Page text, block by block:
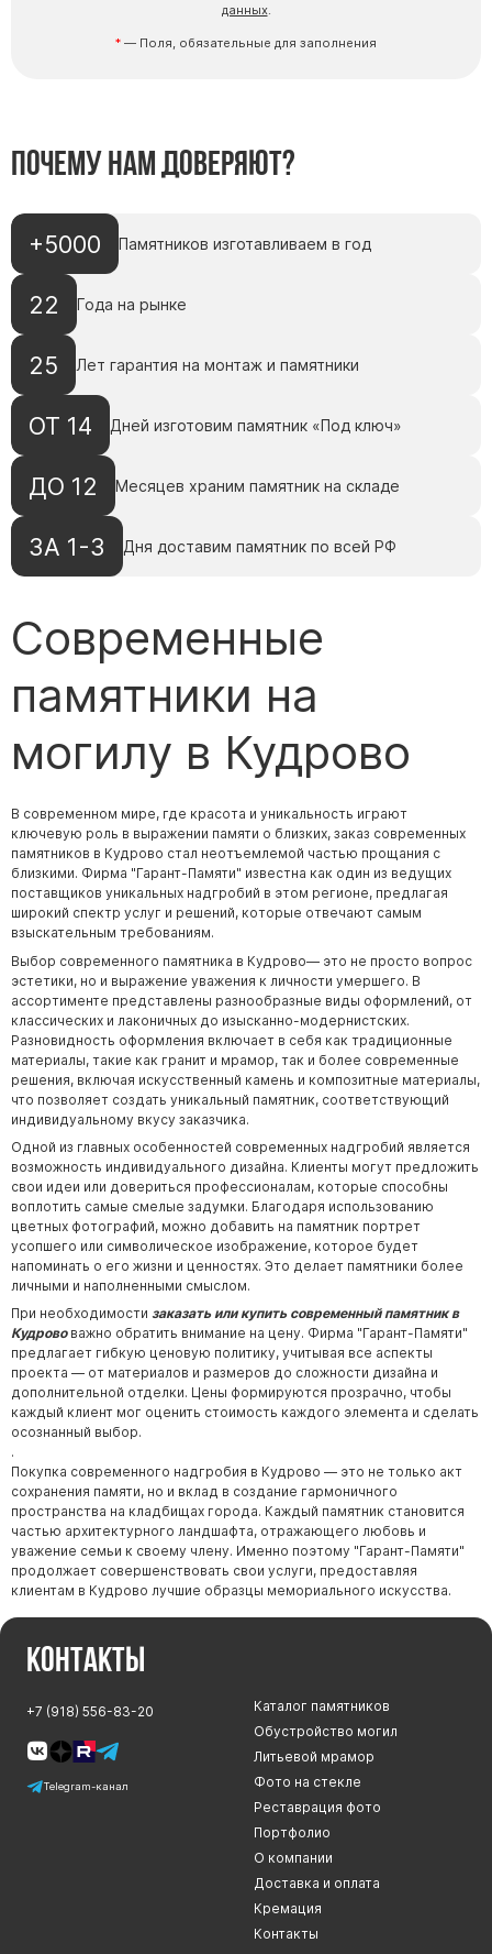
данных.
— Поля, обязательные для заполнения
Почему нам доверяют?
+5000 Памятников изготавливаем в год
22 Года на рынке
25 Лет гарантия на монтаж и памятники
ОТ 14 Дней изготовим памятник «Под ключ»
ДО 12 Месяцев храним памятник на складе
ЗА 1-3 Дня доставим памятник по всей РФ
Современные
памятники на
могилу в Кудрово
В современном мире, где красота и уникальность играют
ключевую роль в выражении памяти о близких, заказ современных
памятников в Кудрово стал неотъемлемой частью прощания с
близкими. Фирма "Гарант-Памяти" известна как один из ведущих
поставщиков уникальных надгробий в этом регионе, предлагая
широкий спектр услуг и решений, которые отвечают самым
взыскательным требованиям.
Выбор современного памятника в Кудрово— это не просто вопрос
эстетики, но и выражение уважения к личности умершего. В
ассортименте представлены разнообразные виды оформлений, от
классических и лаконичных до изысканно-модернистских.
Разновидность оформления включает в себя как традиционные
материалы, такие как гранит и мрамор, так и более современные
решения, включая искусственный камень и композитные материалы,
что позволяет создать уникальный памятник, соответствующий
индивидуальному вкусу заказчика.
Одной из главных особенностей современных надгробий является
возможность индивидуального дизайна. Клиенты могут предложить
свои идеи или довериться профессионалам, которые способны
воплотить самые смелые задумки. Благодаря использованию
цветных фотографий, можно добавить на памятник портрет
усопшего или символическое изображение, которое будет
напоминать о его жизни и ценностях. Это делает памятники более
личными и наполненными смыслом.
При необходимости заказать или купить современный памятник в
Кудрововажно обратить внимание на цену. Фирма "Гарант-Памяти"
предлагает гибкую ценовую политику, учитывая все аспекты
проекта — от материалов и размеров до сложности дизайна и
дополнительной отделки. Цены формируются прозрачно, чтобы
каждый клиент мог оценить стоимость каждого элемента и сделать
осознанный выбор.
.
Покупка современного надгробия в Кудрово — это не только акт
сохранения памяти, но и вклад в создание гармоничного
пространства на кладбищах города. Каждый памятник становится
частью архитектурного ландшафта, отражающего любовь и
уважение семьи к своему члену. Именно поэтому "Гарант-Памяти"
продолжает совершенствовать свои услуги, предоставляя
клиентам в Кудрово лучшие образцы мемориального искусства.
Контакты
+7 (918) 556-83-20
Telegram-канал
Каталог памятников
Обустройство могил
Литьевой мрамор
Фото на стекле
Реставрация фото
Портфолио
О компании
Доставка и оплата
Кремация
Контакты